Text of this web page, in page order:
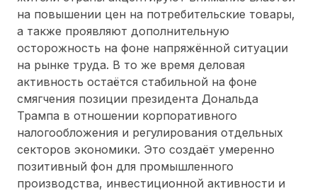
на повышении цен на потребительские товары,
а также проявляют дополнительную
осторожность на фоне напряжённой ситуации
на рынке труда. В то же время деловая
активность остаётся стабильной на фоне
смягчения позиции президента Дональда
Трампа в отношении корпоративного
налогообложения и регулирования отдельных
секторов экономики. Это создаёт умеренно
позитивный фон для промышленного
производства, инвестиционной активности и